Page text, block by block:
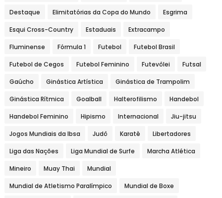
Destaque Elimitatórias da Copa do Mundo Esgrima
Esqui Cross-Country Estaduais Extracampo
Fluminense Fórmula 1 Futebol Futebol Brasil
Futebol de Cegos Futebol Feminino Futevôlei Futsal
Gaúcho Ginástica Artística Ginástica de Trampolim
Ginástica Rítmica Goalball Halterofilismo Handebol
Handebol Feminino Hipismo Internacional Jiu-jitsu
Jogos Mundiais da Ibsa Judô Karatê Libertadores
Liga das Nações Liga Mundial de Surfe Marcha Atlética
Mineiro Muay Thai Mundial
Mundial de Atletismo Paralímpico Mundial de Boxe